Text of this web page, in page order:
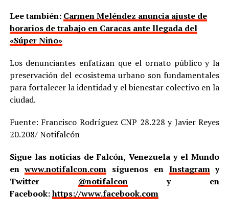
Lee también: Carmen Meléndez anuncia ajuste de
horarios de trabajo en Caracas ante llegada del
«Súper Niño»
Los denunciantes enfatizan que el ornato público y la
preservación del ecosistema urbano son fundamentales
para fortalecer la identidad y el bienestar colectivo en la
ciudad.
Fuente: Francisco Rodríguez CNP 28.228 y Javier Reyes
20.208/ Notifalcón
Sigue las noticias de Falcón, Venezuela y el Mundo
enwww.notifalcon.com síguenos en Instagramy
Twitter @notifalcony en
Facebook:https://www.facebook.com